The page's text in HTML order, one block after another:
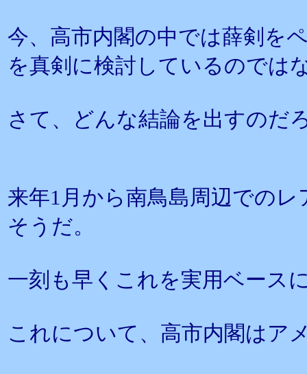
今、高市内閣の中では薛剣を
を真剣に検討しているのでは
さて、どんな結論を出すのだ
来年1月から南鳥島周辺での
そうだ。
一刻も早くこれを実用ベース
これについて、高市内閣はア